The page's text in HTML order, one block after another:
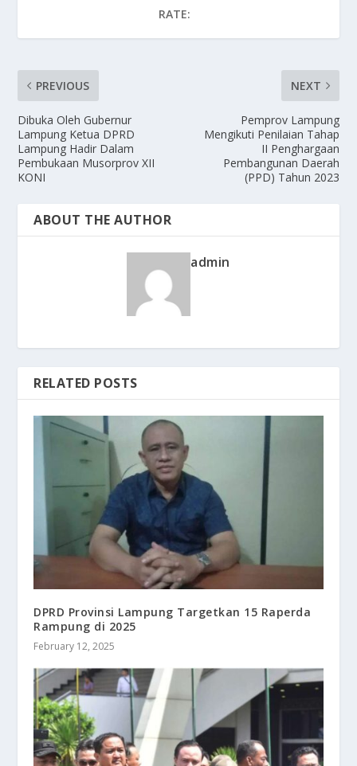
RATE:
PREVIOUS
Dibuka Oleh Gubernur
Lampung Ketua DPRD
Lampung Hadir Dalam
Pembukaan Musorprov XII
KONI
NEXT
Pemprov Lampung
Mengikuti Penilaian Tahap
II Penghargaan
Pembangunan Daerah
(PPD) Tahun 2023
ABOUT THE AUTHOR
admin
RELATED POSTS
DPRD Provinsi Lampung Targetkan 15 Raperda
Rampung di 2025
February 12, 2025